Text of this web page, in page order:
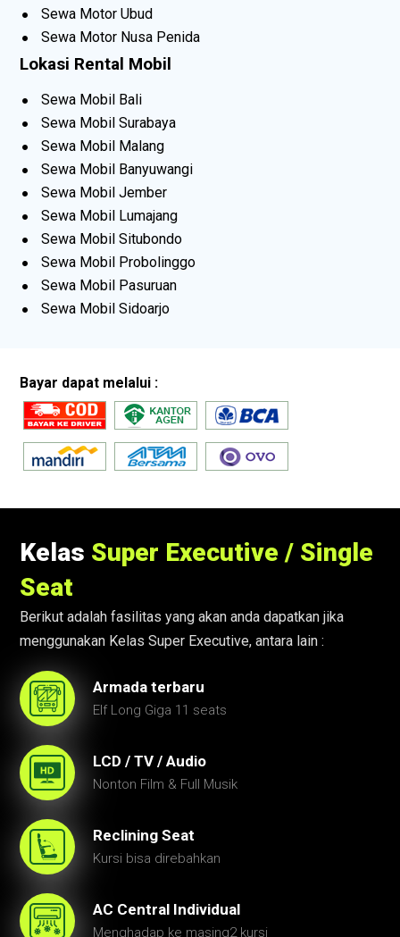
Sewa Motor Ubud
Sewa Motor Nusa Penida
Lokasi Rental Mobil
Sewa Mobil Bali
Sewa Mobil Surabaya
Sewa Mobil Malang
Sewa Mobil Banyuwangi
Sewa Mobil Jember
Sewa Mobil Lumajang
Sewa Mobil Situbondo
Sewa Mobil Probolinggo
Sewa Mobil Pasuruan
Sewa Mobil Sidoarjo
Bayar dapat melalui :
Kelas Super Executive / Single
Seat
Berikut adalah fasilitas yang akan anda dapatkan jika
menggunakan Kelas Super Executive, antara lain :
Armada terbaru
Elf Long Giga 11 seats
LCD / TV / Audio
Nonton Film & Full Musik
Reclining Seat
Kursi bisa direbahkan
AC Central Individual
Menghadap ke masing2 kursi